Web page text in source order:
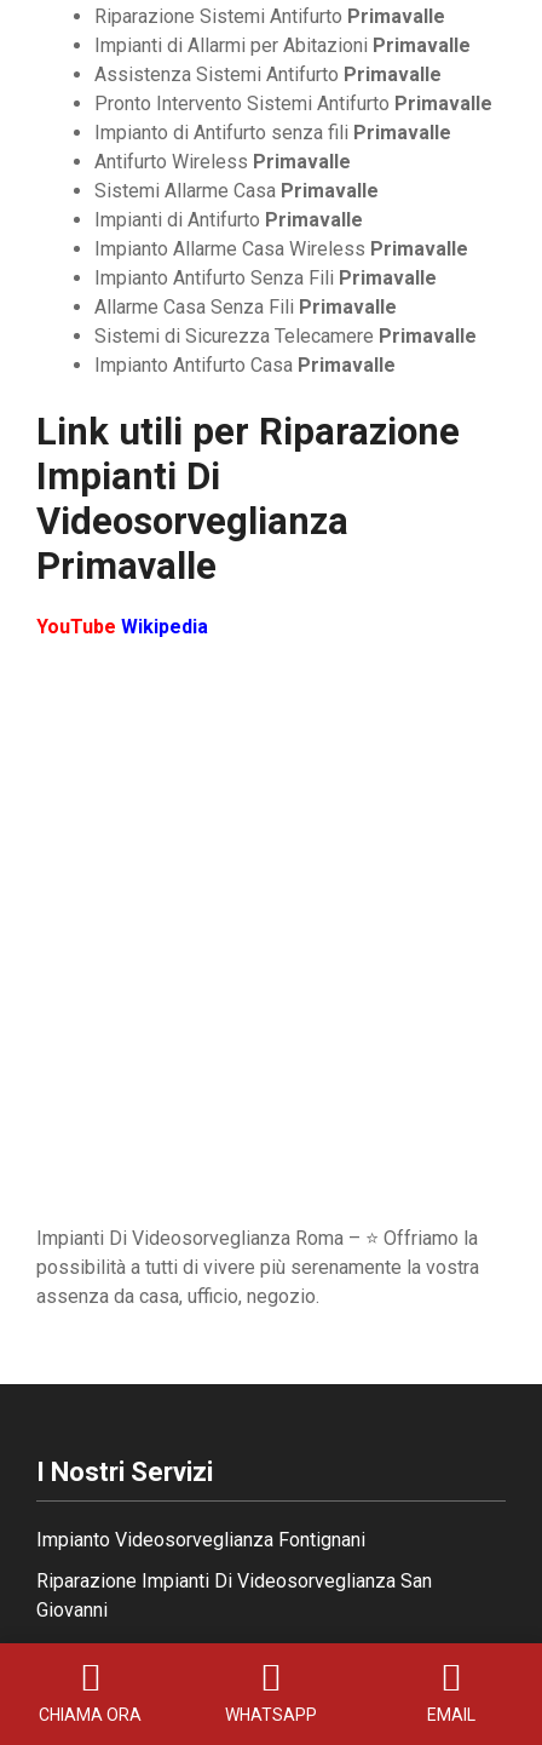
Riparazione Sistemi Antifurto Primavalle
Impianti di Allarmi per Abitazioni Primavalle
Assistenza Sistemi Antifurto Primavalle
Pronto Intervento Sistemi Antifurto Primavalle
Impianto di Antifurto senza fili Primavalle
Antifurto Wireless Primavalle
Sistemi Allarme Casa Primavalle
Impianti di Antifurto Primavalle
Impianto Allarme Casa Wireless Primavalle
Impianto Antifurto Senza Fili Primavalle
Allarme Casa Senza Fili Primavalle
Sistemi di Sicurezza Telecamere Primavalle
Impianto Antifurto Casa Primavalle
Link utili per Riparazione
Impianti Di
Videosorveglianza
Primavalle
YouTube Wikipedia
Impianti Di Videosorveglianza Roma – ⭐ Offriamo la
possibilità a tutti di vivere più serenamente la vostra
assenza da casa, ufficio, negozio.
I Nostri Servizi
Impianto Videosorveglianza Fontignani
Riparazione Impianti Di Videosorveglianza San
Giovanni
Telecamere Videosorveglianza Pigneto
Vendita Impianti Di Videosorveglianza Castel San
Pietro Romano
CHIAMA ORA WHATSAPP EMAIL